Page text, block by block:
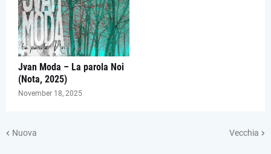
Jvan Moda – La parola Noi
(Nota, 2025)
November 18, 2025
Nuova Vecchia